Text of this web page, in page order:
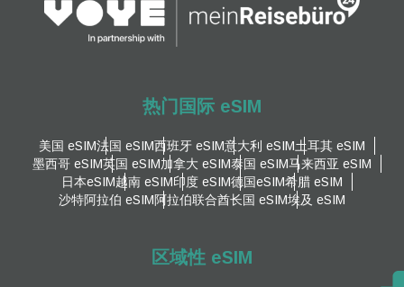
热门国际 eSIM
美国 eSIM法国 eSIM西班牙 eSIM意大利 eSIM土耳其 eSIM
墨西哥 eSIM英国 eSIM加拿大 eSIM泰国 eSIM马来西亚 eSIM
日本eSIM越南 eSIM印度 eSIM德国eSIM希腊 eSIM
沙特阿拉伯 eSIM阿拉伯联合酋长国 eSIM埃及 eSIM
区域性 eSIM